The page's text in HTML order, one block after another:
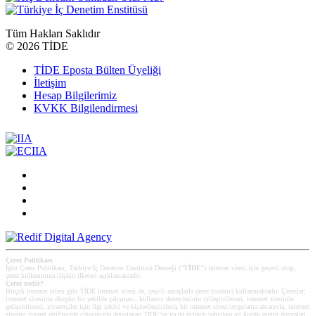
Tüm Hakları Saklıdır
© 2026 TİDE
TİDE Eposta Bülten Üyeliği
İletişim
Hesap Bilgilerimiz
KVKK Bilgilendirmesi
Çerez Politikası
İşbu Çerez Politikası, Türkiye İç Denetim Enstitüsü Derneği (" TİDE ") internet sitesi için geçerli olup,
çerez kullanımına ilişkin ilkeleri açıklamaktadır.
Çerez nedir?
Birçok internet sitesi gibi TİDE internet sitesi de, çeşitli amaçlarla çerez (cookie) kullanmaktadır. Çerezler;
internet sitesinin düzgün bir şekilde çalışması, kullanıcı deneyiminin iyileştirilmesi, internet sitesinin
geliştirilmesi, ziyaretçiler için ilgi çekici ve kişiselleştirilmiş bir internet sitesi/uygulama amacıyla, internet
sitesini ziyaret ettiğinizde cihazınızda depolanan TİDE’ye ya da üçüncü şahıslara ait küçük metin dosyaları